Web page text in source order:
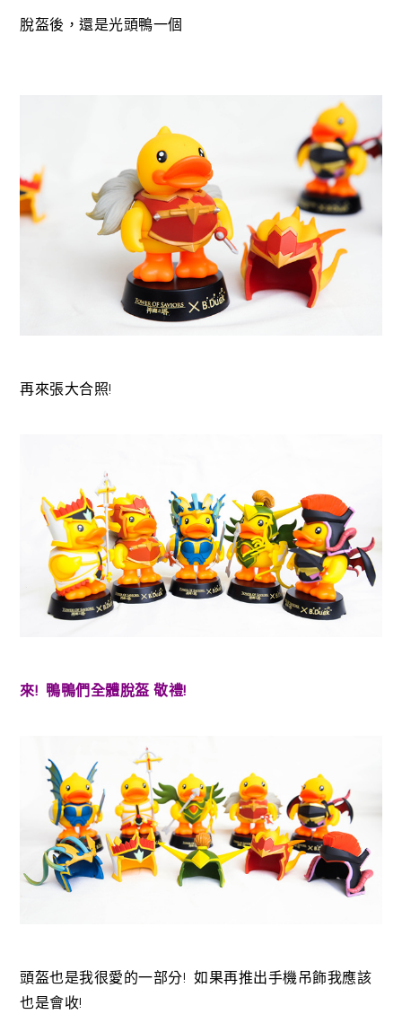
脫盔後，還是光頭鴨一個
再來張大合照!
來! 鴨鴨們全體脫盔 敬禮!
頭盔也是我很愛的一部分! 如果再推出手機吊飾我應該
也是會收!